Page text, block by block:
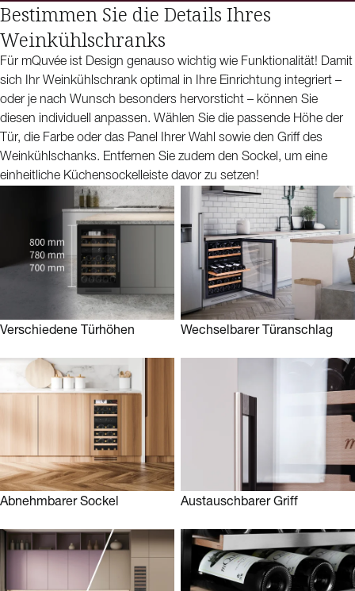
Serviertemperatur temperiert ist, sind alle Weinkühlschränke von mQuvée
mit UV-Schutz, Kompressorkühlung und vibrationsfreien Holzregalen
ausgestattet. Die Weinklimaschränke von mQuvée hingegen sind speziell
darauf ausgelegt, Ihre Weinsammlung über viele Jahre hinweg optimal zu
lagern und folgen den fünf goldenen Regeln der Weinlagerung, die es
Ihren Weinen ermöglichen, sich in Ruhe zu entfalten.
Für mQuvée ist es nicht nur wichtig, dass die Weinkühlschränke den
Weinen gerecht werden, sondern ebenso, dass das Design zu Ihnen und
Ihrem Zuhause passt. Die Weinkühlschränke von mQuvée gehören zu
den exklusivsten auf dem Markt, nicht zuletzt dank der Möglichkeit,
individuelle Details nach Ihren Wünschen anzupassen!
mQuvée - Store your wine to perfection
Bestimmen Sie die Details Ihres
Weinkühlschranks
Für mQuvée ist Design genauso wichtig wie Funktionalität! Damit
sich Ihr Weinkühlschrank optimal in Ihre Einrichtung integriert –
oder je nach Wunsch besonders hervorsticht – können Sie
diesen individuell anpassen. Wählen Sie die passende Höhe der
Tür, die Farbe oder das Panel Ihrer Wahl sowie den Griff des
Weinkühlschanks. Entfernen Sie zudem den Sockel, um eine
einheitliche Küchensockelleiste davor zu setzen!
Verschiedene Türhöhen Wechselbarer Türanschlag
Abnehmbarer Sockel Austauschbarer Griff